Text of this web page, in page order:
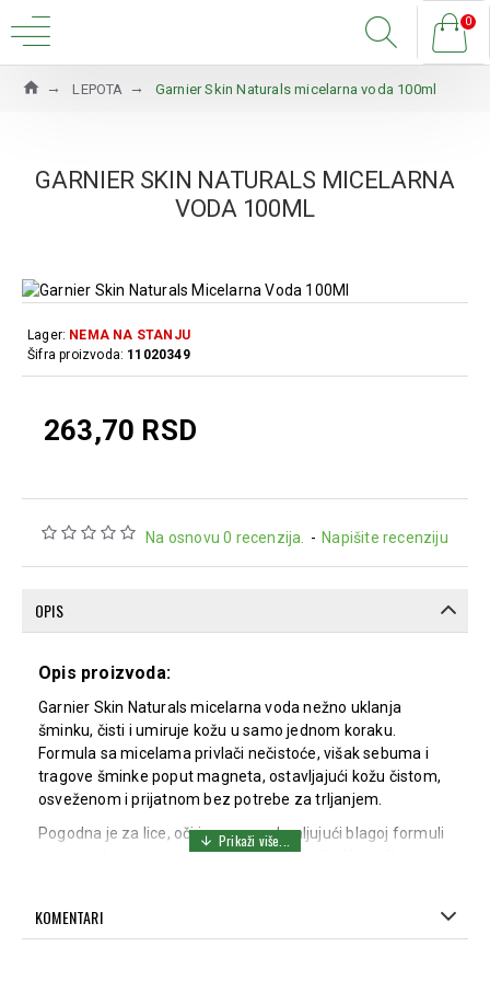
0
LEPOTA Garnier Skin Naturals micelarna voda 100ml
GARNIER SKIN NATURALS MICELARNA
VODA 100ML
Na osnovu 0 recenzija. - Napišite recenziju
263,70 RSD
Lager: NEMA NA STANJU
Šifra proizvoda: 11020349
OPIS
Opis proizvoda:
Garnier Skin Naturals micelarna voda nežno uklanja
šminku, čisti i umiruje kožu u samo jednom koraku.
Formula sa micelama privlači nečistoće, višak sebuma i
tragove šminke poput magneta, ostavljajući kožu čistom,
osveženom i prijatnom bez potrebe za trljanjem.
Pogodna je za lice, oči i usne, a zahvaljujući blagoj formuli
može se koristiti svakodnevno i na osetljivoj koži. Ne
Micelarna voda efikasno uklanja šminku i nečistoće, dok
KOMENTARI